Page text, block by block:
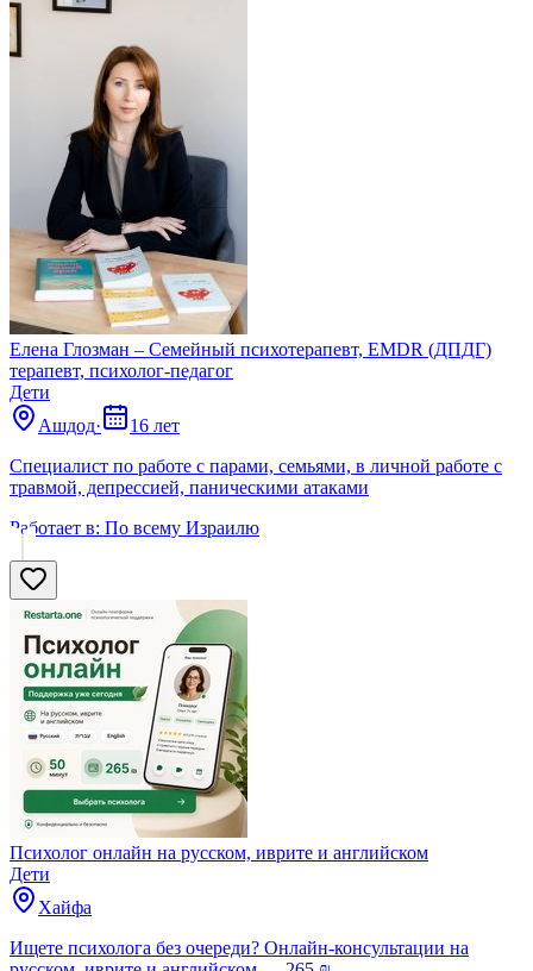
Елена Глозман – Семейный психотерапевт, EMDR (ДПДГ)
терапевт, психолог-педагог
Дети
Ашдод·
16 лет
Специалист по работе с парами, семьями, в личной работе с
травмой, депрессией, паническими атаками
Работает в: По всему Израилю
Психолог онлайн на русском, иврите и английском
Дети
Хайфа
Ищете психолога без очереди? Онлайн-консультации на